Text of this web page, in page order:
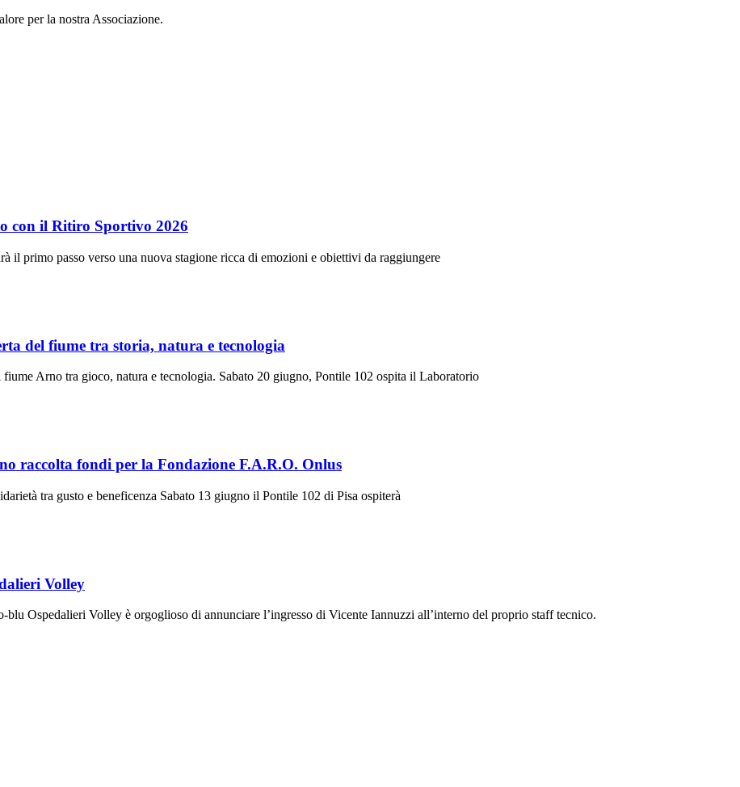
per la nostra Associazione.
con il Ritiro Sportivo 2026
il primo passo verso una nuova stagione ricca di emozioni e obiettivi da raggiungere
del fiume tra storia, natura e tecnologia
Arno tra gioco, natura e tecnologia. Sabato 20 giugno, Pontile 102 ospita il Laboratorio
raccolta fondi per la Fondazione F.A.R.O. Onlus
tra gusto e beneficenza Sabato 13 giugno il Pontile 102 di Pisa ospiterà
Volley
blu Ospedalieri Volley è orgoglioso di annunciare l’ingresso di Vicente Iannuzzi all’interno del proprio staff tecnico.